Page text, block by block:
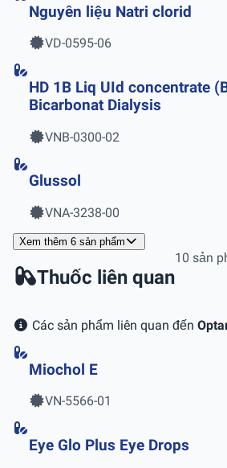
Nguyên liệu Natri clorid
VD-0595-06
HD 1B Liq UId concentrate
Bicarbonat Dialysis
VNB-0300-02
Glussol
VNA-3238-00
Xem thêm 6 sản phẩm
Thuốc liên quan
10 sản
Các sản phẩm liên quan đến
Miochol E
VN-5566-01
Eye Glo Plus Eye Drops